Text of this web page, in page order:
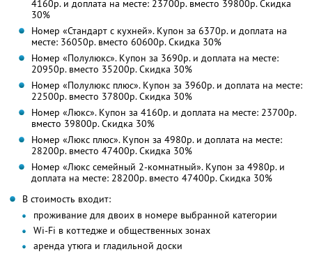
4160р. и доплата на месте: 23700р. вместо 39800р. Скидка
30%
Номер «Стандарт с кухней». Купон за 6370р. и доплата на
месте: 36050р. вместо 60600р. Скидка 30%
Номер «Полулюкс». Купон за 3690р. и доплата на месте:
20950р. вместо 35200р. Скидка 30%
Номер «Полулюкс плюс». Купон за 3960р. и доплата на месте:
22500р. вместо 37800р. Скидка 30%
Номер «Люкс». Купон за 4160р. и доплата на месте: 23700р.
вместо 39800р. Скидка 30%
Номер «Люкс плюс». Купон за 4980р. и доплата на месте:
28200р. вместо 47400р. Скидка 30%
Номер «Люкс семейный 2-комнатный». Купон за 4980р. и
доплата на месте: 28200р. вместо 47400р. Скидка 30%
В стоимость входит:
проживание для двоих в номере выбранной категории
Wi-Fi в коттедже и общественных зонах
аренда утюга и гладильной доски